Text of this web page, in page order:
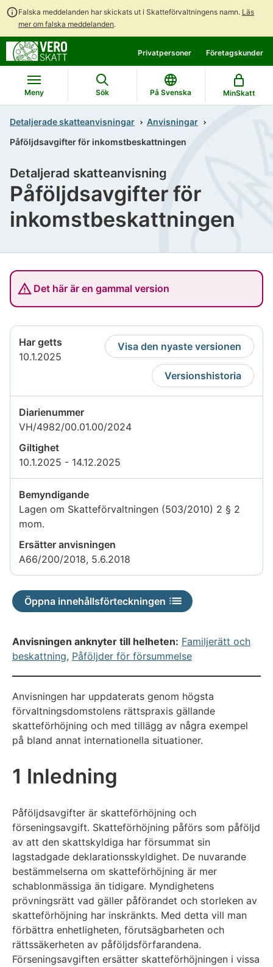
Falska meddelanden har skickats ut i Skatteförvaltningens namn. Läs
mer om falska meddelanden.
direkt
till
innehållet
till
hela
webbplatsens
sökning
Privatpersoner Företagskunder
Meny Sök På Svenska MinSkatt
Detaljerade skatteanvisningar
Anvisningar
Påföljdsavgifter för inkomstbeskattningen
Påföljdsavgifter för
inkomstbeskattningen
Detaljerad skatteanvisning
Det här är en gammal version
Har getts
10.1.2025
Visa den nyaste versionen
Versionshistoria
Diarienummer
VH/4982/00.01.00/2024
Giltighet
10.1.2025 - 14.12.2025
Bemyndigande
Lagen om Skatteförvaltningen (503/2010) 2 § 2
mom.
Ersätter anvisningen
A66/200/2018, 5.6.2018
Öppna innehållsförteckningen
Anvisningen anknyter till helheten: Familjerätt och
beskattning, Påföljder för försummelse
Anvisningen har uppdaterats genom högsta
förvaltningsdomstolens rättspraxis gällande
skatteförhöjning och med tillägg av några exempel
på bland annat internationella situationer.
1 Inledning
Påföljdsavgifter är skatteförhöjning och
förseningsavgift. Skatteförhöjning påförs som påföljd
av att den skattskyldiga har försummat sin
lagstadgade deklarationsskyldighet. De nuvarande
bestämmelserna om skatteförhöjning är mer
schablonmässiga än tidigare. Myndighetens
prövningsrätt vad gäller påförandet och storleken av
skatteförhöjning har inskränkts. Med detta vill man
förbättra enhetligheten, förutsägbarheten och
rättssäkerheten av påföljdsförfarandena.
Förseningsavgiften ersätter skatteförhöjningen i vissa